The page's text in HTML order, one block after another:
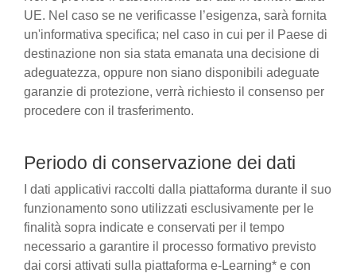
UE. Nel caso se ne verificasse l’esigenza, sarà fornita
un'informativa specifica; nel caso in cui per il Paese di
destinazione non sia stata emanata una decisione di
adeguatezza, oppure non siano disponibili adeguate
garanzie di protezione, verrà richiesto il consenso per
procedere con il trasferimento.
Periodo di conservazione dei dati
I dati applicativi raccolti dalla piattaforma durante il suo
funzionamento sono utilizzati esclusivamente per le
finalità sopra indicate e conservati per il tempo
necessario a garantire il processo formativo previsto
dai corsi attivati sulla piattaforma e-Learning* e con